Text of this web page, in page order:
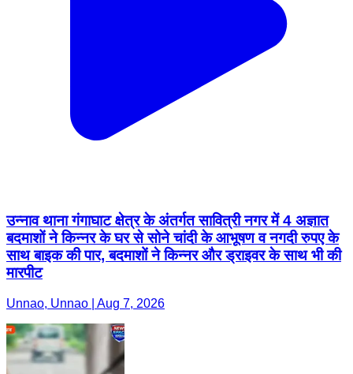
उन्नाव थाना गंगाघाट क्षेत्र के अंतर्गत सावित्री नगर में 4 अज्ञात
बदमाशों ने किन्नर के घर से सोने चांदी के आभूषण व नगदी रुपए के
साथ बाइक की पार, बदमाशों ने किन्नर और ड्राइवर के साथ भी की
मारपीट
Unnao, Unnao | Aug 7, 2026